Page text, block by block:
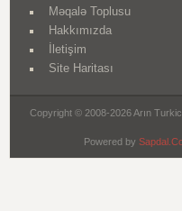
Məqalə Toplusu
Hakkımızda
İletişim
Site Haritası
Copyright © 2008-2026 Arın
Powered by